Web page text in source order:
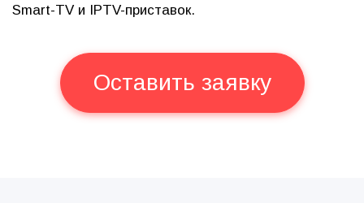
Smart-TV и IPTV-приставок.
Оставить заявку